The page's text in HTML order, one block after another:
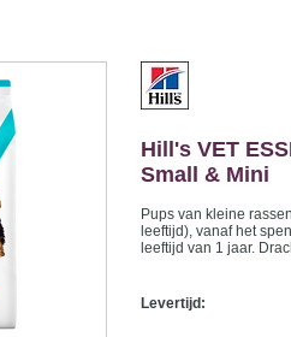
Hill's VET
Small & Mini
Pups van kleine
leeftijd), vanaf het
leeftijd van 1 jaar.
Levertijd: